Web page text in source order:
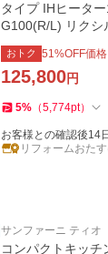
タイプ IHヒータ
G100(R/L) リクシ
トキッチン 流し台
おトク 51%OFF価格
125,800円
5% （5,774pt）
お客様との確認後14
リフォームおた
サンファーニ ティオ
コンパクトキッ